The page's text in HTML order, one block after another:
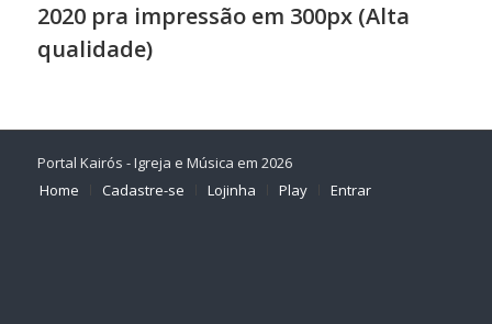
2020 pra impressão em 300px (Alta
qualidade)
Portal Kairós - Igreja e Música em 2026
Home
Cadastre-se Lojinha Play Entrar